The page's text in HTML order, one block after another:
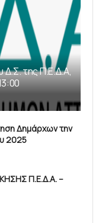
Δ.Σ. της Π.Ε.Δ.Α,
Δημάρχων την
2025
Π.Ε.Δ.Α. –